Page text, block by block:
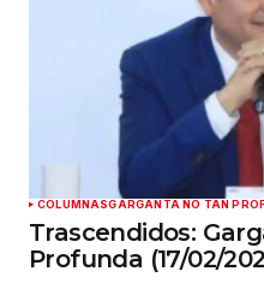
COLUMNASGARGANTA NO TAN
Trascendidos:
Profunda (17/02/